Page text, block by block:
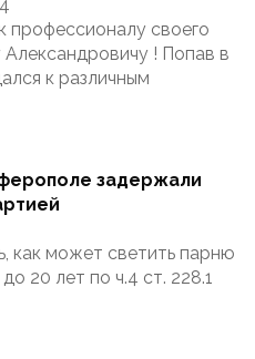
профессионалу своего
! Попав в
к различным
задержали
как может светить парню
20 лет по ч.4 ст. 228.1